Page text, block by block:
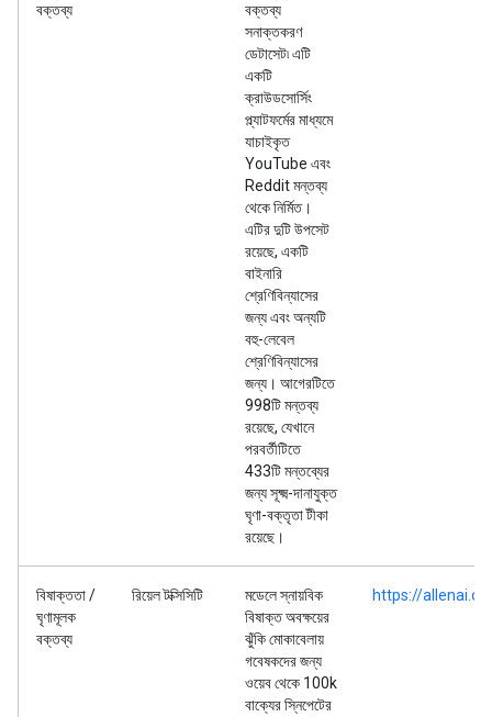
বক্তব্য
বক্তব্য
সনাক্তকরণ
ডেটাসেট৷ এটি
একটি
ক্রাউডসোর্সিং
প্ল্যাটফর্মের মাধ্যমে
যাচাইকৃত
YouTube এবং
Reddit মন্তব্য
থেকে নির্মিত।
এটির দুটি উপসেট
রয়েছে, একটি
বাইনারি
শ্রেণিবিন্যাসের
জন্য এবং অন্যটি
বহু-লেবেল
শ্রেণিবিন্যাসের
জন্য। আগেরটিতে
998টি মন্তব্য
রয়েছে, যেখানে
পরবর্তীটিতে
433টি মন্তব্যের
জন্য সূক্ষ্ম-দানাযুক্ত
ঘৃণা-বক্তৃতা টীকা
রয়েছে।
বিষাক্ততা /
ঘৃণামূলক
বক্তব্য
রিয়েল টক্সিসিটি
মডেলে স্নায়বিক
বিষাক্ত অবক্ষয়ের
ঝুঁকি মোকাবেলায়
গবেষকদের জন্য
ওয়েব থেকে 100k
বাক্যের স্নিপেটের
https://